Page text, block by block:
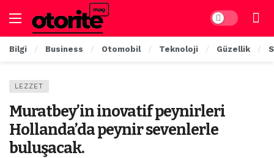
Dark mode
Bilgi Business Otomobil Teknoloji Güzellik
LEZZET
Muratbey’in inovatif peynirleri
Hollanda’da peynir sevenlerle
buluşacak.